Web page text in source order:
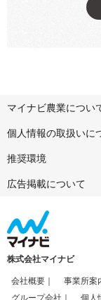
マイナビ農業につい
個人情報の取扱いに
推奨環境
広告掲載について
株式会社マイナビ
会社概要 事業所案
グループ会社
個人